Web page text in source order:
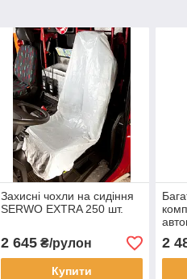
Захисні чохли на сидіння
SERWO EXTRA 250 шт.
2 645₴/рулон
Купити
2